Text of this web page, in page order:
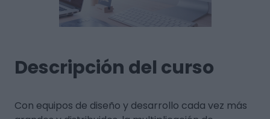
Descripción del curso
Con equipos de diseño y desarrollo cada vez más